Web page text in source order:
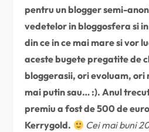
pentru un blogger semi-
vedetelor in bloggosfera si
din ce in ce mai mare si vor
aceste bugete pregatite de
bloggerasii, ori evoluam, ori
mai putin sau… :). Anul
premiu a fost de 500 de
Kerrygold.
Cei mai buni